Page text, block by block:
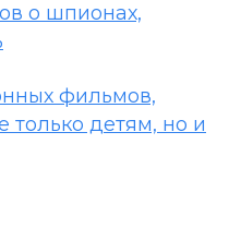
о шпионах,
фильмов,
только детям, но и